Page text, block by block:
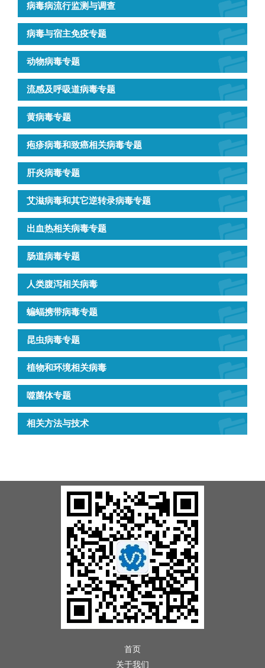
病毒病流行监测与调查
病毒与宿主免疫专题
动物病毒专题
流感及呼吸道病毒专题
黄病毒专题
疱疹病毒和致癌相关病毒专题
肝炎病毒专题
艾滋病毒和其它逆转录病毒专题
出血热相关病毒专题
肠道病毒专题
人类腹泻相关病毒
蝙蝠携带病毒专题
昆虫病毒专题
植物和环境相关病毒
噬菌体专题
相关方法与技术
首页
关于我们